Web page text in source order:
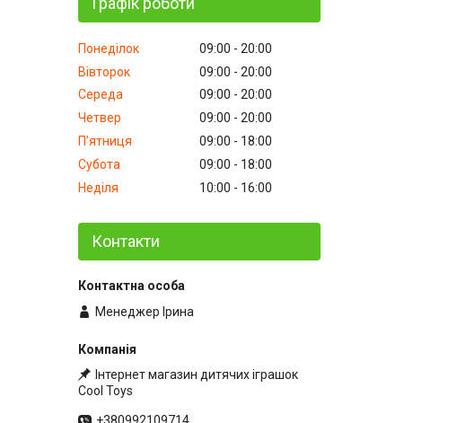
Понеділок 09:00
20:00
Вівторок
09:00
20:00
Середа
09:00
20:00
Четвер
09:00
20:00
Пʼятниця
09:00
18:00
Субота
09:00
18:00
Неділя
10:00 16:00
Контакти
Менеджер Ірина
Інтернет магазин дитячих іграшок
Cool Toys